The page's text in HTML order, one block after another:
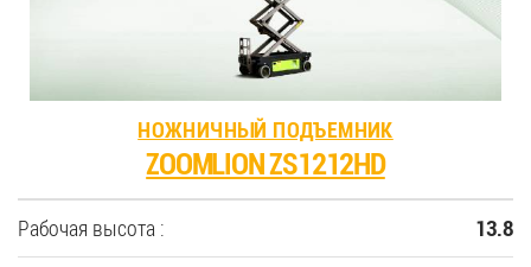
НОЖНИЧНЫЙ ПОДЪЕМНИК
ZOOMLION ZS1212HD
Рабочая высота : 13.8